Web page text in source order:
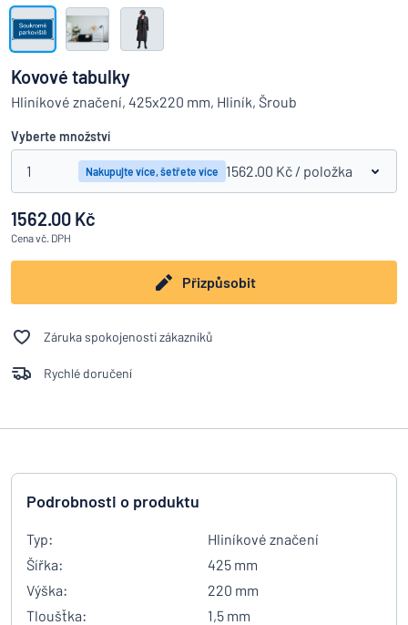
Nenacházíte, co hledáte? Začněte navrhovat
Zobrazit všechny kategorie
Vyžádat
nabídku
Přihlášení
Služby
zákazníkům
Jednotlivec / Podnik
Kovové tabulky
Hliníkové značení, 425x220 mm, Hliník, Šroub
Vyberte množství
1 Nakupujte více, šetřete více 1562.00 Kč / položka
1562.00 Kč
Cenavč. DPH
Přizpůsobit
Záruka spokojenosti zákazníků
Rychlé doručení
Podrobnosti o produktu
Typ:
Hliníkové značení
Šířka:
425 mm
Výška:
220 mm
Tloušťka:
1,5 mm